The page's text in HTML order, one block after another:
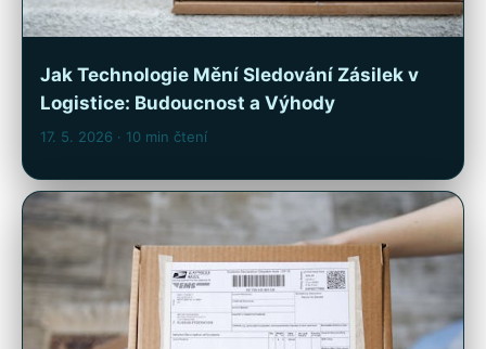
Jak Technologie Mění Sledování Zásilek v
Logistice: Budoucnost a Výhody
17. 5. 2026 · 10 min čtení